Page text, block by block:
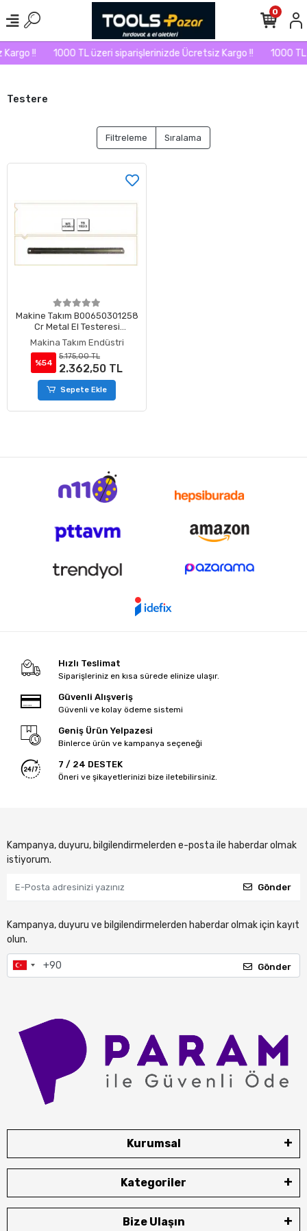
!! 1000 TL üzeri siparişlerinizde Ücretsiz Kargo !! 1000
0
Testere
Filtreleme Sıralama
Makine Takım B00650301258
Cr Metal El Testeresi
300x25x08 mm-Ca Z:18
Makina Takım Endüstri
%54
5.175,00 TL
2.362,50 TL
Sepete Ekle
Hızlı Teslimat
Siparişleriniz en kısa sürede elinize ulaşır.
Güvenli Alışveriş
Güvenli ve kolay ödeme sistemi
Geniş Ürün Yelpazesi
Binlerce ürün ve kampanya seçeneği
7 / 24 DESTEK
Öneri ve şikayetlerinizi bize iletebilirsiniz.
Kampanya, duyuru, bilgilendirmelerden e-posta ile haberdar olmak
istiyorum.
Gönder
Kampanya, duyuru ve bilgilendirmelerden haberdar olmak için kayıt
olun.
Gönder
Kurumsal
Kategoriler
Bize Ulaşın